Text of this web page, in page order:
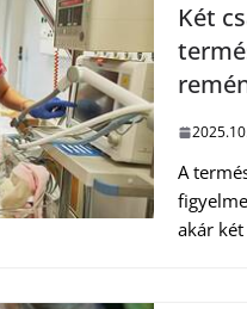
Két
A
akár két